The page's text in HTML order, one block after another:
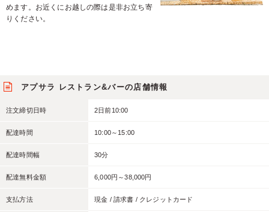
めます。お近くにお越しの際は是非お立ち寄
りください。
アプサラ レストラン&バーの店舗情報
注文締切日時 2日前10:00
配達時間 10:00～15:00
配達時間幅 30分
配達無料金額 6,000円～38,000円
支払方法 現金 / 請求書 / クレジットカード